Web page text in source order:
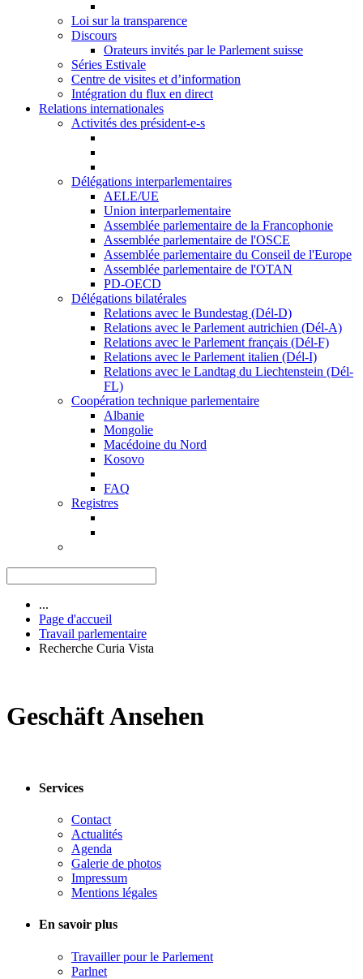
Loi sur la transparence
Discours
Orateurs invités par le Parlement suisse
Séries Estivale
Centre de visites et d’information
Intégration du flux en direct
Relations internationales
Activités des président-e-s
Délégations interparlementaires
AELE/UE
Union interparlementaire
Assemblée parlementaire de la Francophonie
Assemblée parlementaire de l'OSCE
Assemblée parlementaire du Conseil de l'Europe
Assemblée parlementaire de l'OTAN
PD-OECD
Délégations bilatérales
Relations avec le Bundestag (Dél-D)
Relations avec le Parlement autrichien (Dél-A)
Relations avec le Parlement français (Dél-F)
Relations avec le Parlement italien (Dél-I)
Relations avec le Landtag du Liechtenstein (Dél-
FL)
Coopération technique parlementaire
Albanie
Mongolie
Macédoine du Nord
Kosovo
FAQ
Registres
...
Page d'accueil
Travail parlementaire
Recherche Curia Vista
Geschäft Ansehen
Services
Contact
Actualités
Agenda
Galerie de photos
Impressum
Mentions légales
En savoir plus
Travailler pour le Parlement
Parlnet